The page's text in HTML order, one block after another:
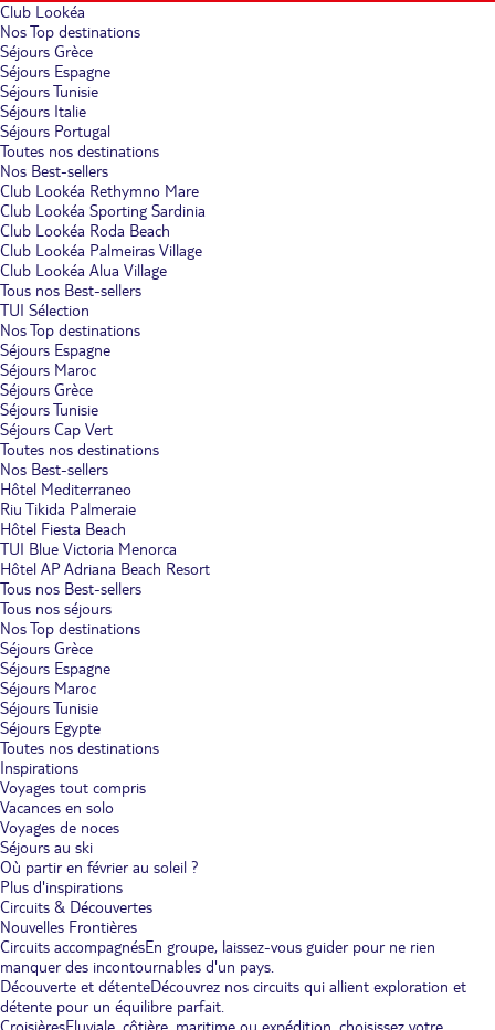
Club Lookéa
Nos Top destinations
Séjours Grèce
Séjours Espagne
Séjours Tunisie
Séjours Italie
Séjours Portugal
Toutes nos destinations
Nos Best-sellers
Club Lookéa Rethymno Mare
Club Lookéa Sporting Sardinia
Club Lookéa Roda Beach
Club Lookéa Palmeiras Village
Club Lookéa Alua Village
Tous nos Best-sellers
TUI Sélection
Nos Top destinations
Séjours Espagne
Séjours Maroc
Séjours Grèce
Séjours Tunisie
Séjours Cap Vert
Toutes nos destinations
Nos Best-sellers
Hôtel Mediterraneo
Riu Tikida Palmeraie
Hôtel Fiesta Beach
TUI Blue Victoria Menorca
Hôtel AP Adriana Beach Resort
Tous nos Best-sellers
Tous nos séjours
Nos Top destinations
Séjours Grèce
Séjours Espagne
Séjours Maroc
Séjours Tunisie
Séjours Egypte
Toutes nos destinations
Inspirations
Voyages tout compris
Vacances en solo
Voyages de noces
Séjours au ski
Où partir en février au soleil ?
Plus d'inspirations
Circuits & Découvertes
Nouvelles Frontières
Circuits accompagnésEn groupe, laissez-vous guider pour ne rien
manquer des incontournables d'un pays.
Découverte et détenteDécouvrez nos circuits qui allient exploration et
détente pour un équilibre parfait.